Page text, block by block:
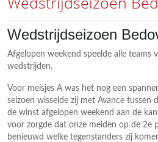
Wedstrijdseizoen
Afgelopen weekend speelde alle teams
wedstrijden.
Voor meisjes A was het nog een
seizoen wisselde zij met Avance tussen
de winst afgelopen weekend aan de
voor zorgde dat onze meiden op de 2e
benieuwd welke tegenstanders zij